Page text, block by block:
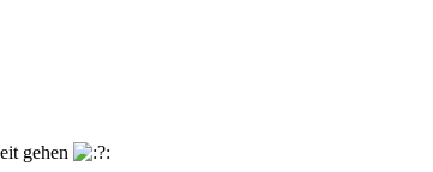
gehen